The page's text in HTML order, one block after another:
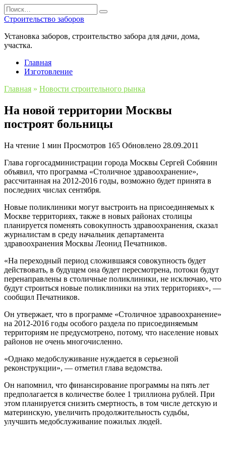
Перейти
к
содержанию
Search
for:
Строительство заборов
Установка заборов, строительство забора для дачи, дома,
участка.
Главная
Изготовление
Главная » Новости строительного рынка
На новой территории Москвы
построят больницы
На чтение 1 мин Просмотров 165 Обновлено 28.09.2011
Глава горгосадминистрации города Москвы Сергей Собянин
объявил, что программа «Столичное здравоохранение»,
рассчитанная на 2012-2016 годы, возможно будет принята в
последних числах сентября.
Новые поликлиники могут выстроить на присоединяемых к
Москве территориях, также в новых районах столицы
планируется поменять совокупность здравоохранения, сказал
журналистам в среду начальник департамента
здравоохранения Москвы Леонид Печатников.
«На переходный период сложившаяся совокупность будет
действовать, в будущем она будет пересмотрена, потоки будут
перенаправлены в столичные поликлиники, не исключаю, что
будут строиться новые поликлиники на этих территориях», —
сообщил Печатников.
Он утвержает, что в программе «Столичное здравоохранение»
на 2012-2016 годы особого раздела по присоединяемым
территориям не предусмотрено, потому, что население новых
районов не очень многочисленно.
«Однако медобслуживание нуждается в серьезной
реконструкции», — отметил глава ведомства.
Он напомнил, что финансирование программы на пять лет
предполагается в количестве более 1 триллиона рублей. При
этом планируется снизить смертность, в том числе детскую и
материнскую, увеличить продолжительность судьбы,
улучшить медобслуживание пожилых людей.